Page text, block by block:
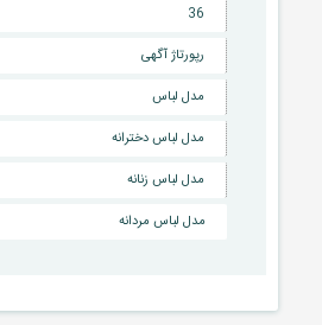
36
رپورتاژ آگهی
مدل لباس
مدل لباس دخترانه
مدل لباس زنانه
مدل لباس مردانه